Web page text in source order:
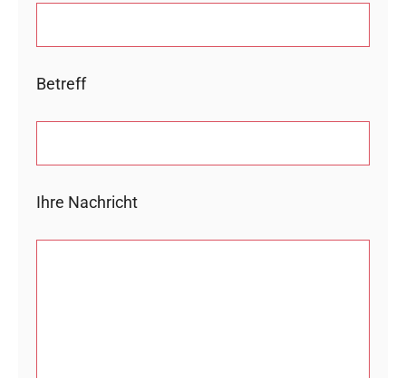
Betreff
Ihre Nachricht